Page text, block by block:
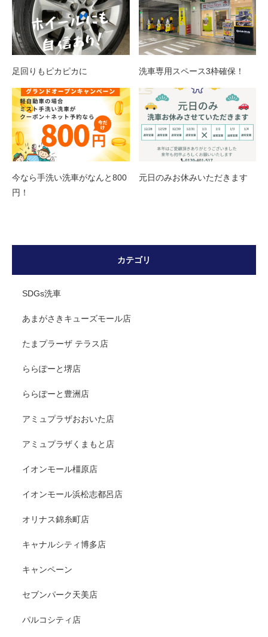
足回りもピカピカに 洗車専用スペース3枠確保！
今なら手洗い洗車がなんと800
円！
元日のみお休みいただきます
カテゴリ
SDGs洗車
あまがさきキューズモール店
たまプラーザ テラス店
ららぽーと堺店
ららぽーと豊洲店
アミュプラザおおいた店
アミュプラザくまもと店
イオンモール橿原店
イオンモール浜松志都呂店
オリナス錦糸町店
キャナルシティ博多店
キャンペーン
セブンパーク天美店
パルコシティ店